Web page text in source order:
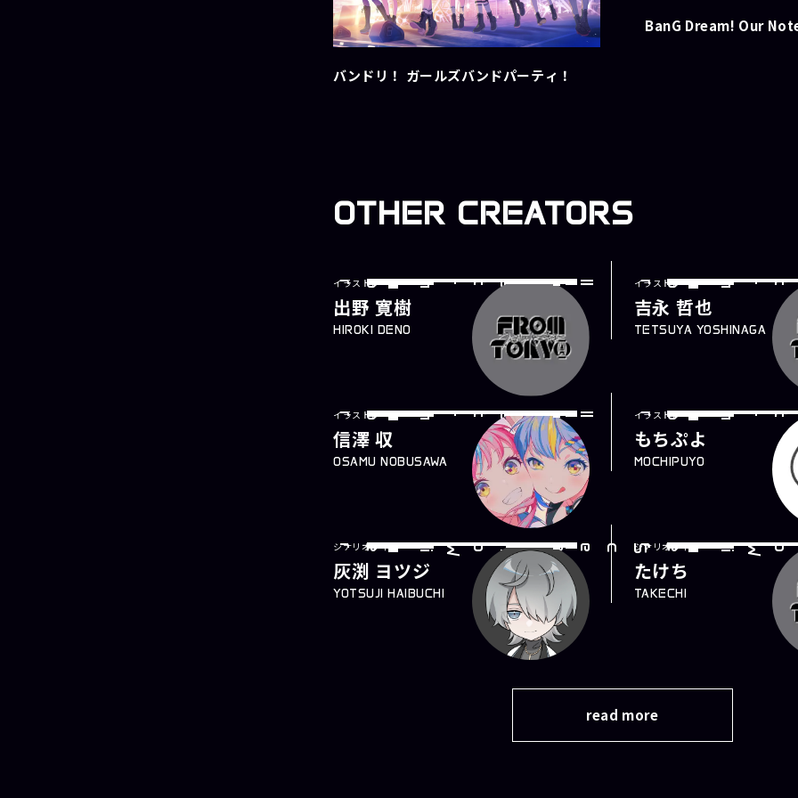
バンドリ！ ガールズバンドパーティ！
BanG Dream! Our
OTHER CREATORS
I
l
lustrator
イラストレーター
出野 寛樹
HIROKI DENO
lustrator
イラストレーター
吉永 哲也
TETSUYA YOSHINAGA
I
l
lustrator
イラストレーター
信澤 収
OSAMU NOBUSAWA
lustrator
イラストレーター
もちぷよ
MOCHIPUYO
Scenar
i
o
Wr
i
ter
シナリオライター
灰渕 ヨツジ
YOTSUJI HAIBUCHI
ter
シナリオライター
たけち
TAKECHI
read more